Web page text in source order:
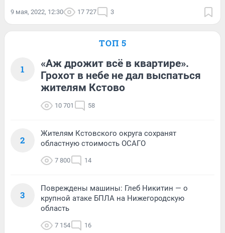
9 мая, 2022, 12:30 17 727 3
ТОП 5
1
«Аж дрожит всё в квартире».
Грохот в небе не дал выспаться
жителям Кстово
10 701 58
2
Жителям Кстовского округа сохранят
областную стоимость ОСАГО
7 800 14
3
Повреждены машины: Глеб Никитин — о
крупной атаке БПЛА на Нижегородскую
область
7 154 16